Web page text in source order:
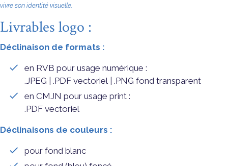
vivre son identité visuelle.
Livrables logo :
Déclinaison de formats :
en RVB pour usage numérique :
.JPEG | .PDF vectoriel | .PNG fond transparent
en CMJN pour usage print :
.PDF vectoriel
Déclinaisons de couleurs :
pour fond blanc